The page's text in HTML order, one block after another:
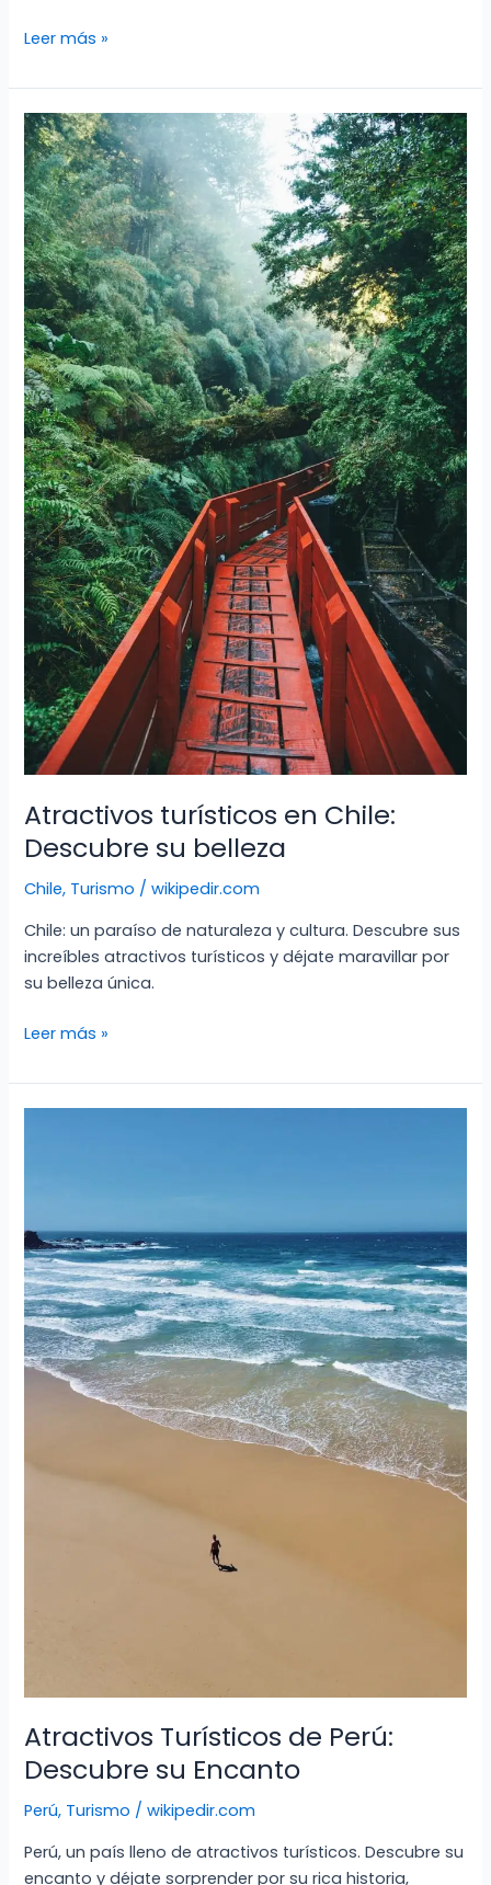
La
de
Chile:
Un
Recorrido
Informativo
Leer más »
Atractivos turísticos en Chile:
Descubre su belleza
Chile, Turismo /wikipedir.com
Chile: un paraíso de naturaleza y cultura. Descubre sus
increíbles atractivos turísticos y déjate maravillar por
su belleza única.
Atractivos
en
Chile:
Leer más »
Atractivos Turísticos de Perú:
Descubre su Encanto
Perú, Turismo /wikipedir.com
Perú, un país lleno de atractivos turísticos. Descubre su
encanto y déjate sorprender por su rica historia,